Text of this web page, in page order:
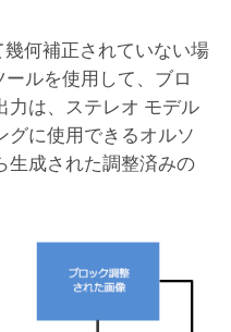
何補正されていない場
ルを使用して、ブロ
力は、ステレオ モデル
グに使用できるオルソ
生成された調整済みの